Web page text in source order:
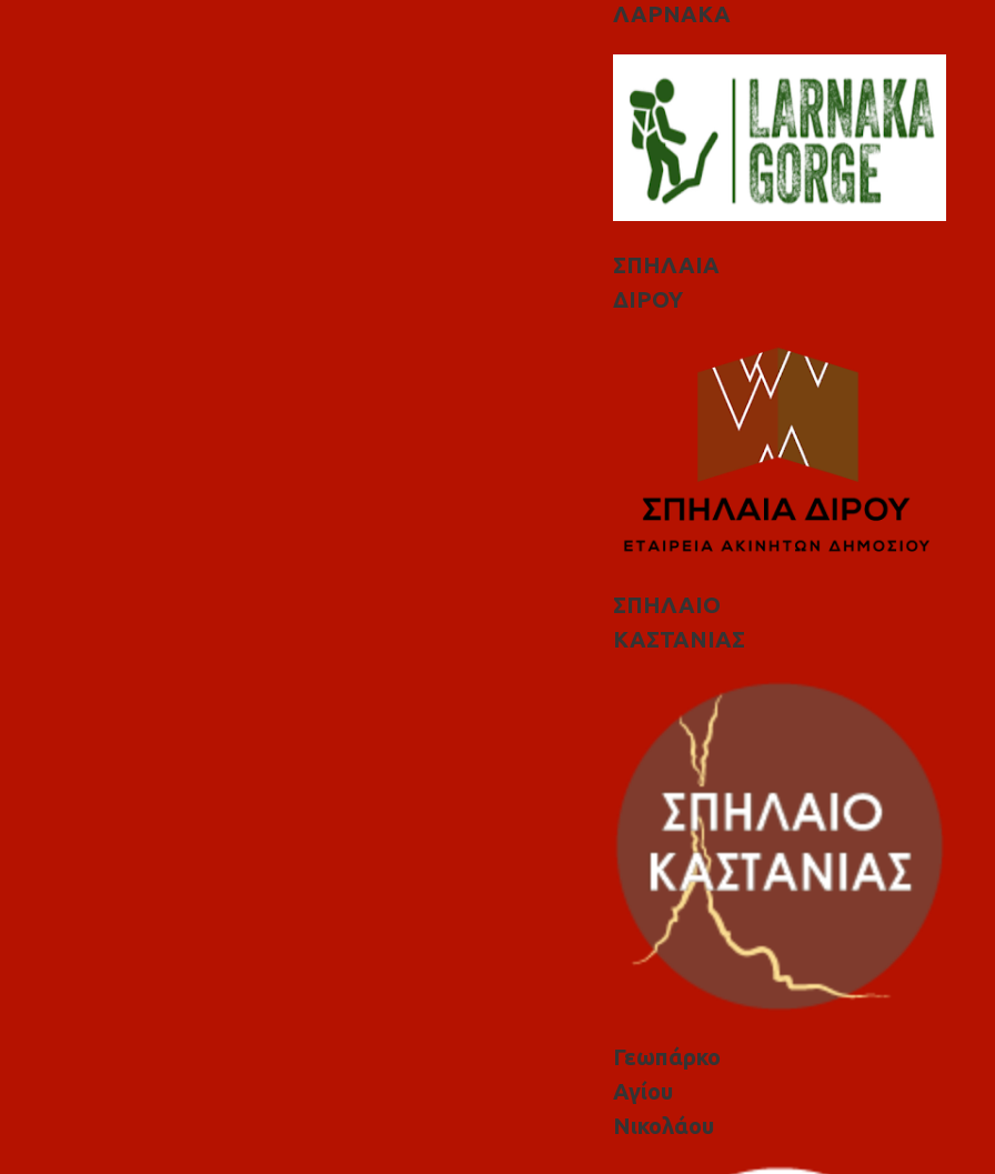
ΛΑΡΝΑΚΑ
ΣΠΗΛΑΙΑ
ΔΙΡΟΥ
ΣΠΗΛΑΙΟ
ΚΑΣΤΑΝΙΑΣ
Γεωπάρκο
Αγίου
Νικολάου